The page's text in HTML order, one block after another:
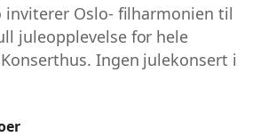
inviterer Oslo- filharmonien til
juleopplevelse for hele
Ingen julekonsert i